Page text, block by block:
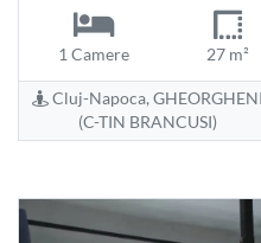
1 Camere 27 m²
Cluj-Napoca, GHEORGHENI
(C-TIN BRANCUSI)